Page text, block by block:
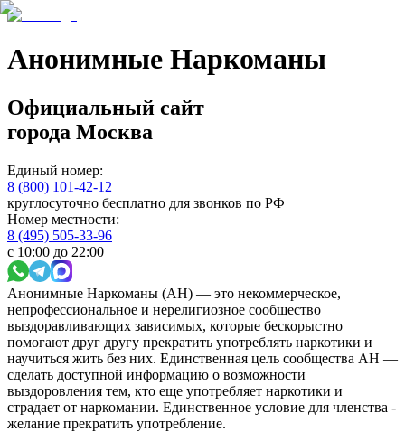
Анонимные Наркоманы
Официальный сайт
города Москва
Единый номер:
8 (800) 101-42-12
круглосуточно бесплатно для звонков по РФ
Номер местности:
8 (495) 505-33-96
с 10:00 до 22:00
Анонимные Наркоманы (АН) — это некоммерческое,
непрофессиональное и нерелигиозное сообщество
выздоравливающих зависимых, которые бескорыстно
помогают друг другу прекратить употреблять наркотики и
научиться жить без них. Единственная цель сообщества АН —
сделать доступной информацию о возможности
выздоровления тем, кто еще употребляет наркотики и
страдает от наркомании. Единственное условие для членства -
желание прекратить употребление.